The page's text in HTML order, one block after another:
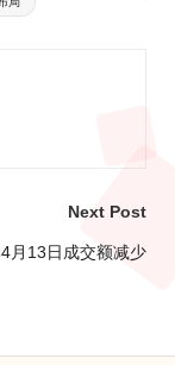
Next Post
月13日成交额减少